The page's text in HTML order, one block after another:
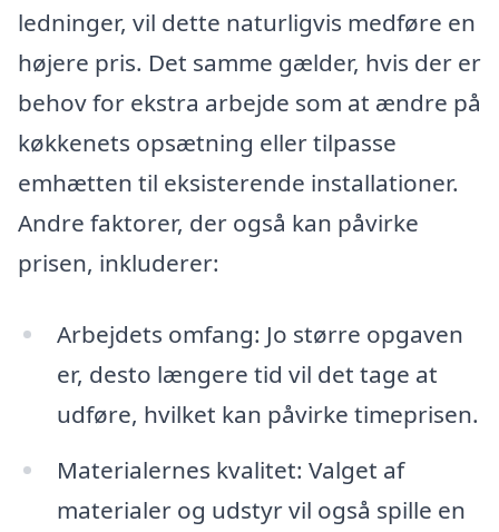
ledninger, vil dette naturligvis medføre en
højere pris. Det samme gælder, hvis der er
behov for ekstra arbejde som at ændre på
køkkenets opsætning eller tilpasse
emhætten til eksisterende installationer.
Andre faktorer, der også kan påvirke
prisen, inkluderer:
Arbejdets omfang: Jo større opgaven
er, desto længere tid vil det tage at
udføre, hvilket kan påvirke timeprisen.
Materialernes kvalitet: Valget af
materialer og udstyr vil også spille en